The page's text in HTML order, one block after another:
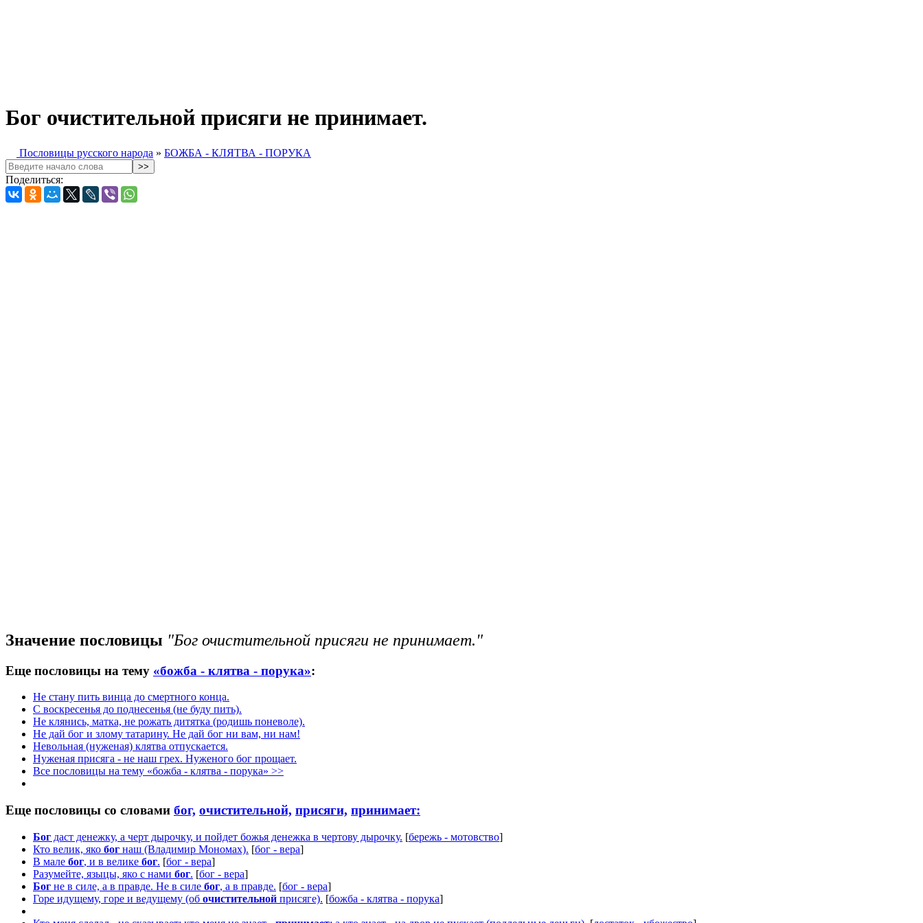
Бог очистительной присяги не принимает.
Пословицы русского народа » БОЖБА - КЛЯТВА - ПОРУКА
Поделиться:
Значение пословицы "Бог очистительной присяги не принимает."
Еще пословицы на тему «божба - клятва - порука»:
Не стану пить винца до смертного конца.
С воскресенья до поднесенья (не буду пить).
Не клянись, матка, не рожать дитятка (родишь поневоле).
Не дай бог и злому татарину. Не дай бог ни вам, ни нам!
Невольная (нуженая) клятва отпускается.
Нуженая присяга - не наш грех. Нуженого бог прощает.
Все пословицы на тему «божба - клятва - порука» >>
Еще пословицы со словами бог, очистительной, присяги, принимает:
Бог даст денежку, а черт дырочку, и пойдет божья денежка в чертову дырочку. [бережь - мотовство]
Кто велик, яко бог наш (Владимир Мономах). [бог - вера]
В мале бог, и в велике бог. [бог - вера]
Разумейте, языцы, яко с нами бог. [бог - вера]
Бог не в силе, а в правде. Не в силе бог, а в правде. [бог - вера]
Горе идущему, горе и ведущему (об очистительной присяге). [божба - клятва - порука]